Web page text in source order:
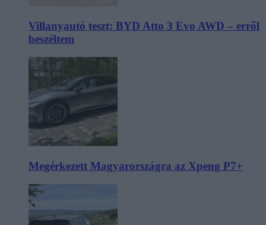
Villanyautó teszt: BYD Atto 3 Evo AWD – erről
beszéltem
Megérkezett Magyarországra az Xpeng P7+